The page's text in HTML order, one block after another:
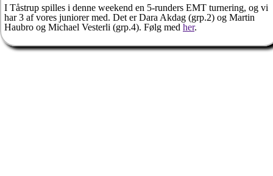
I Tåstrup spilles i denne weekend en 5-runders EMT turnering, og vi
har 3 af vores juniorer med. Det er Dara Akdag (grp.2) og Martin
Haubro og Michael Vesterli (grp.4). Følg med her.